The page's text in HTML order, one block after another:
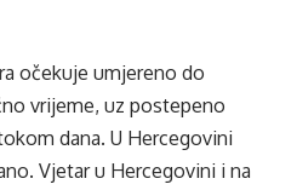
očekuje umjereno do
vrijeme, uz postepeno
dana. U Hercegovini
Vjetar u Hercegovini i na